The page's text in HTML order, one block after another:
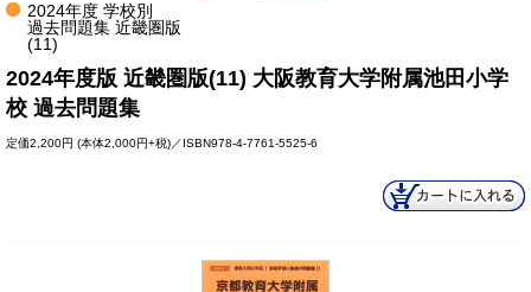
2024年度 学校別
過去問題集 近畿圏版
(11)
2024年度版 近畿圏版(11) 大阪教育大学附属池田小学
校 過去問題集
定価2,200円 (本体2,000円+税)／ISBN978-4-7761-5525-6